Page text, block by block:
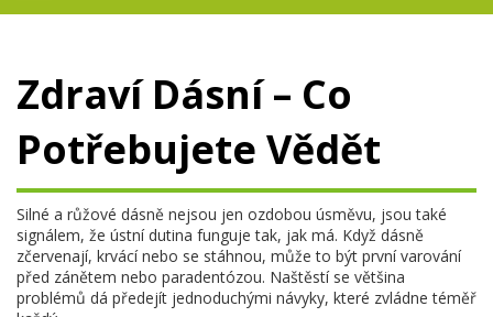
Zdraví Dásní – Co
Potřebujete Vědět
Silné a růžové dásně nejsou jen ozdobou úsměvu, jsou také
signálem, že ústní dutina funguje tak, jak má. Když dásně
zčervenají, krvácí nebo se stáhnou, může to být první varování
před zánětem nebo paradentózou. Naštěstí se většina
problémů dá předejít jednoduchými návyky, které zvládne téměř